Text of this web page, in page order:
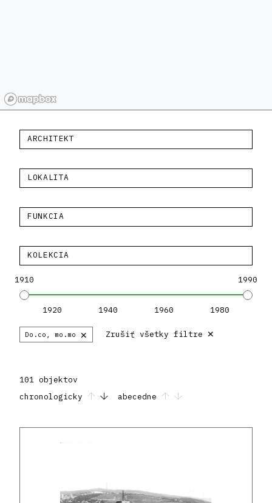
ARCHITEKT
LOKALITA
FUNKCIA
KOLEKCIA
1910 1990
1920 1940 1960 1980
Do.co, mo.mo × Zrušiť všetky filtre ×
101 objektov
chronologicky
abecedne